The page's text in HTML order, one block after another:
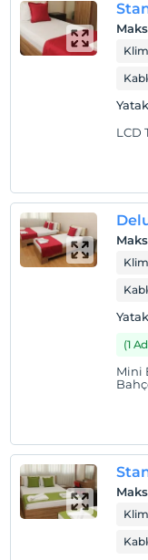
Otel koşulları
Check/in
En erken saat
En geç saat 12:00
Sigara
Odalarda sigara
Çocuklar
2 yaşına kadar
Her bir oda için 7
LCD
(1
Mini